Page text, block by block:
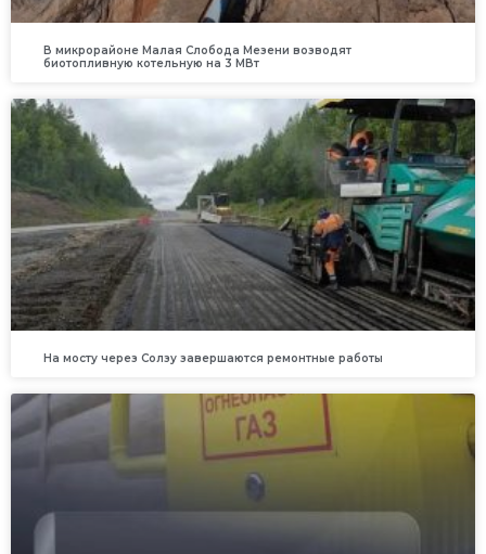
В микрорайоне Малая Слобода Мезени возводят
биотопливную котельную на 3 МВт
На мосту через Солзу завершаются ремонтные работы